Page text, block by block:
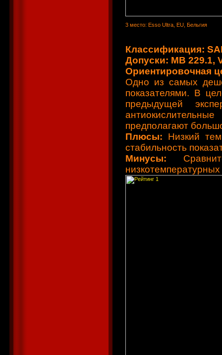
3 место: Esso Ultra, EU, Бельгия
Классификация:
Допуски: MB 229.1,
Ориентировочная
Одно из самых
показателями. В
предыдущей
предполагают
Плюсы: Низкий
стабильность
Минусы: